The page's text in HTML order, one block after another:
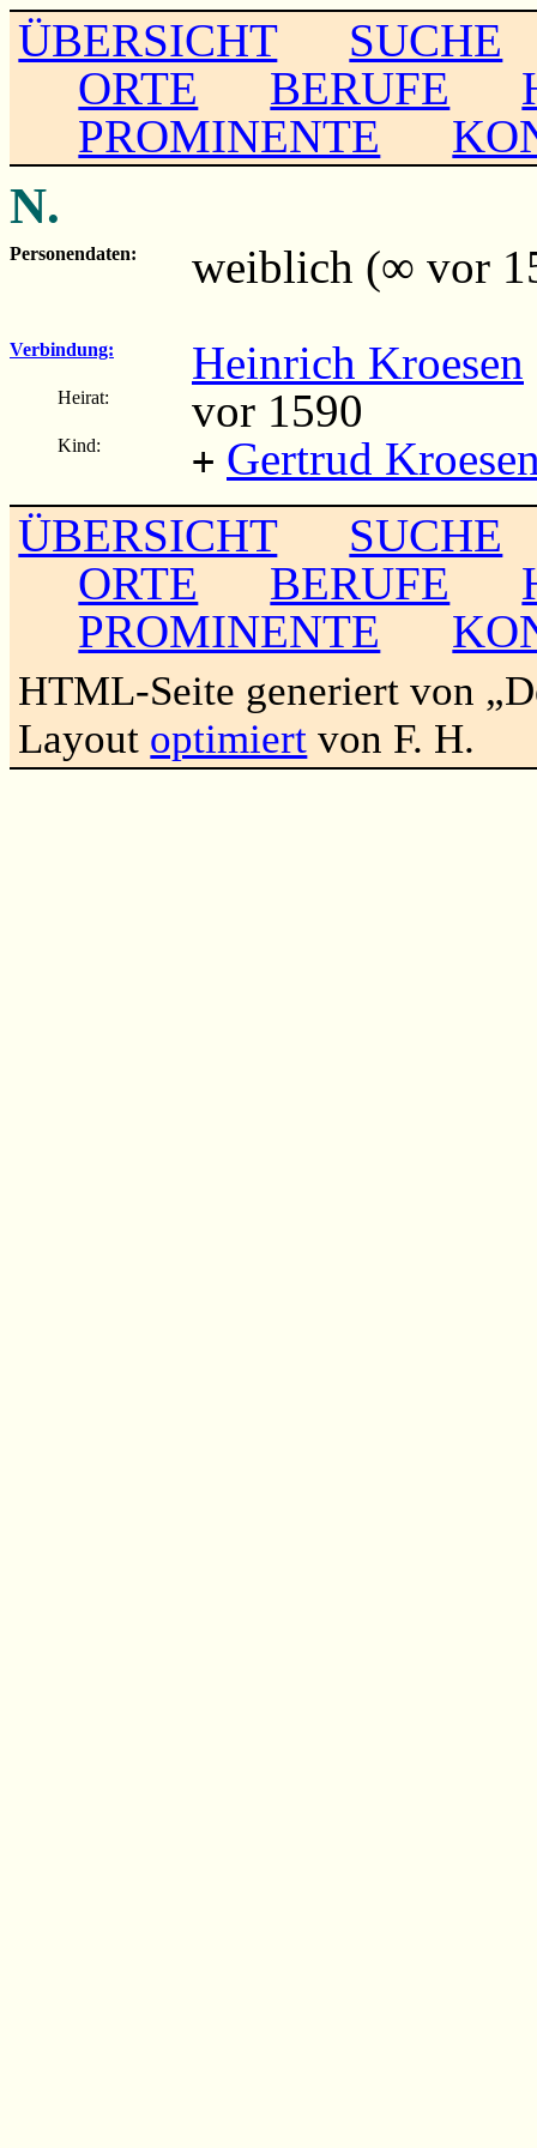
ÜBERSICHT
SUCHE
ORTE
BERUFE
PROMINENTE
N.
Personendaten: weiblich (∞ vor
Verbindung: Heinrich Kroesen
Heirat: vor 1590
Kind: + Gertrud
ÜBERSICHT
SUCHE
ORTE
BERUFE
PROMINENTE
HTML-Seite generiert von
Layout optimiert von F. H.